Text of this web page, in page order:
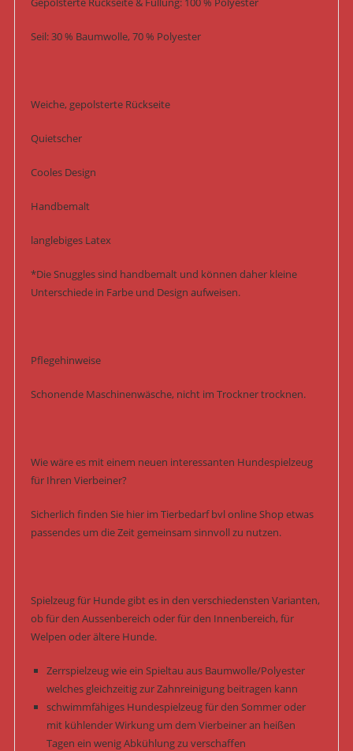
Seil: 30 % Baumwolle, 70 % Polyester
Weiche, gepolsterte Rückseite
Quietscher
Cooles Design
Handbemalt
langlebiges Latex
*Die Snuggles sind handbemalt und können daher kleine
Unterschiede in Farbe und Design aufweisen.
Pflegehinweise
Schonende Maschinenwäsche, nicht im Trockner trocknen.
Wie wäre es mit einem neuen interessanten Hundespielzeug
für Ihren Vierbeiner?
Sicherlich finden Sie hier im Tierbedarf bvl online Shop etwas
passendes um die Zeit gemeinsam sinnvoll zu nutzen.
Spielzeug für Hunde gibt es in den verschiedensten Varianten,
ob für den Aussenbereich oder für den Innenbereich, für
Welpen oder ältere Hunde.
Zerrspielzeug wie ein Spieltau aus Baumwolle/Polyester
welches gleichzeitig zur Zahnreinigung beitragen kann
schwimmfähiges Hundespielzeug für den Sommer oder
mit kühlender Wirkung um dem Vierbeiner an heißen
Tagen ein wenig Abkühlung zu verschaffen